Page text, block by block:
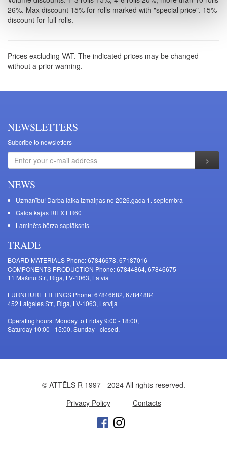
26%. Max discount 15% for rolls marked with "special price". 15%
discount for full rolls.
Prices excluding VAT. The indicated prices may be changed
without a prior warning.
NEWSLETTERS
Subcribe to newsletters
NEWS
Uzmanību! Darba laika izmaiņas no 2026.gada 1. septembra
Galda kājas RIEX ER60
Laminēts bērza saplāksnis
TRADE
BOARD MATERIALS Phone: 67846678, 67187016
COMPONENTS PRODUCTION Phone: 67844864, 67846675
11 Mašīnu Str., Riga, LV-1063, Latvia
FURNITURE FITTINGS Phone: 67846682, 67844884
452 Latgales Str., Riga, LV-1063, Latvija
Operating hours: Monday to Friday 9:00 - 18:00,
Saturday 10:00 - 15:00, Sunday - closed.
© ATTĒLS R 1997 - 2024 All rights reserved.
Privacy Policy
Contacts